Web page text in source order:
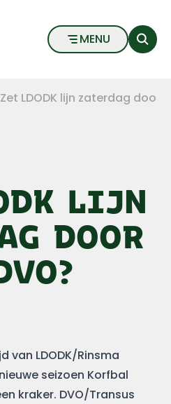
tegen DVO? - LDODK
MENU
Zet LDODK lijn zaterdag door
LIJN
DOOR
van LDODK/Rinsma
seizoen Korfbal
kraker. DVO/Transus